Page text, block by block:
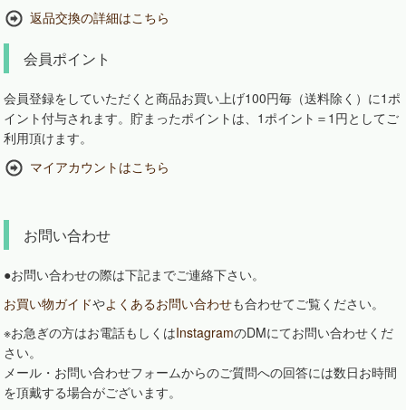
返品交換の詳細はこちら
会員ポイント
会員登録をしていただくと商品お買い上げ100円毎（送料除く）に1ポ
イント付与されます。貯まったポイントは、1ポイント＝1円としてご
利用頂けます。
マイアカウントはこちら
お問い合わせ
●お問い合わせの際は下記までご連絡下さい。
お買い物ガイドやよくあるお問い合わせも合わせてご覧ください。
※お急ぎの方はお電話もしくはInstagramのDMにてお問い合わせくだ
さい。
メール・お問い合わせフォームからのご質問への回答には数日お時間
を頂戴する場合がございます。